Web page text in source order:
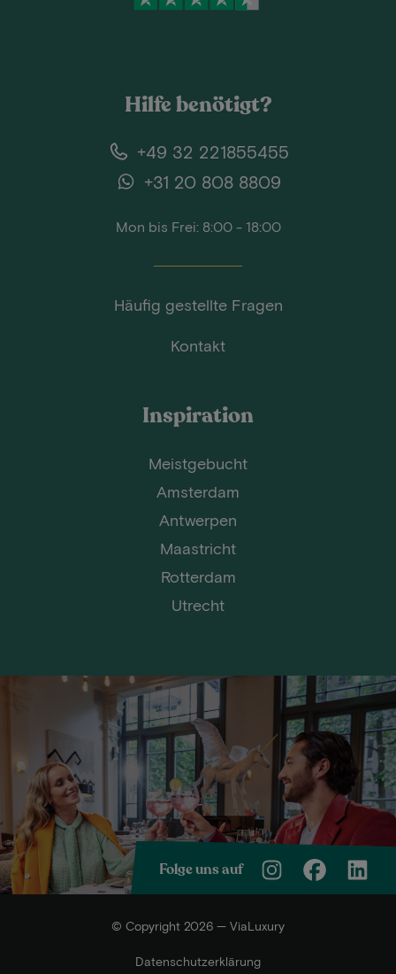
Hilfe benötigt?
+49 32 221855455
+31 20 808 8809
Mon bis Frei: 8:00 - 18:00
Häufig gestellte Fragen
Kontakt
Inspiration
Meistgebucht
Amsterdam
Antwerpen
Maastricht
Rotterdam
Utrecht
Folge uns auf
© Copyright 2026 — ViaLuxury
Datenschutzerklärung